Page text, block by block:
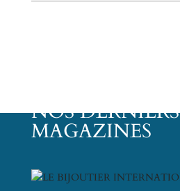
NOS DERNIERS
MAGAZINES